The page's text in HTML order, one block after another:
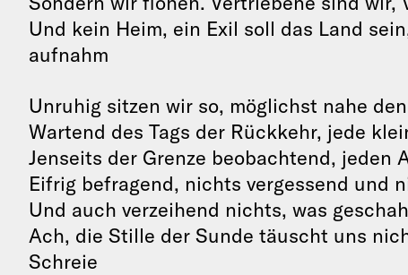
Und kein Heim, ein Exil soll das Land
aufnahm
Unruhig sitzen wir so, möglichst nahe
Wartend des Tags der Rückkehr, jede
Jenseits der Grenze beobachtend, jeden
Eifrig befragend, nichts vergessend und
Und auch verzeihend nichts, was
Ach, die Stille der Sunde täuscht uns
Schreie